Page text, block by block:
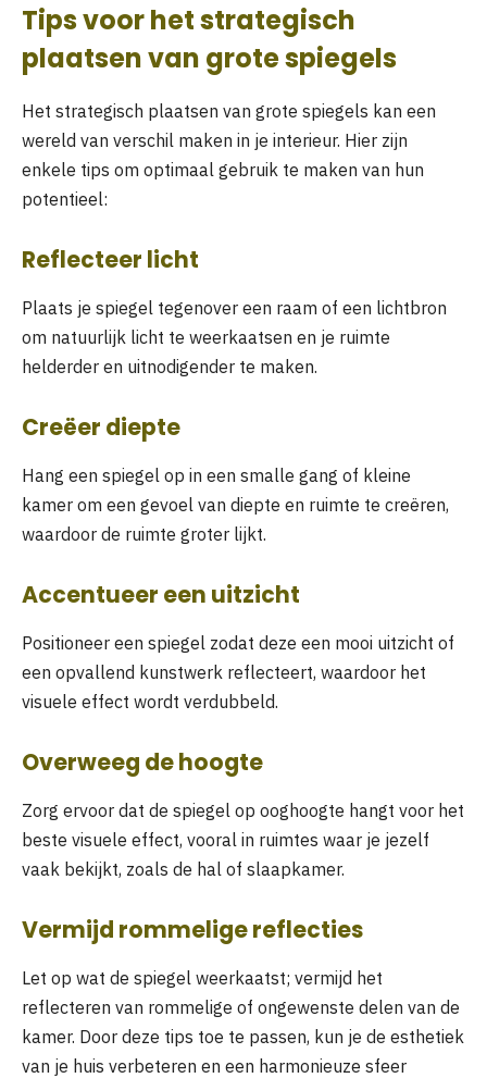
Tips voor het strategisch
plaatsen van grote spiegels
Het strategisch plaatsen van grote spiegels kan een
wereld van verschil maken in je interieur. Hier zijn
enkele tips om optimaal gebruik te maken van hun
potentieel:
Reflecteer licht
Plaats je spiegel tegenover een raam of een lichtbron
om natuurlijk licht te weerkaatsen en je ruimte
helderder en uitnodigender te maken.
Creëer diepte
Hang een spiegel op in een smalle gang of kleine
kamer om een gevoel van diepte en ruimte te creëren,
waardoor de ruimte groter lijkt.
Accentueer een uitzicht
Positioneer een spiegel zodat deze een mooi uitzicht of
een opvallend kunstwerk reflecteert, waardoor het
visuele effect wordt verdubbeld.
Overweeg de hoogte
Zorg ervoor dat de spiegel op ooghoogte hangt voor het
beste visuele effect, vooral in ruimtes waar je jezelf
vaak bekijkt, zoals de hal of slaapkamer.
Vermijd rommelige reflecties
Let op wat de spiegel weerkaatst; vermijd het
reflecteren van rommelige of ongewenste delen van de
kamer. Door deze tips toe te passen, kun je de esthetiek
van je huis verbeteren en een harmonieuze sfeer